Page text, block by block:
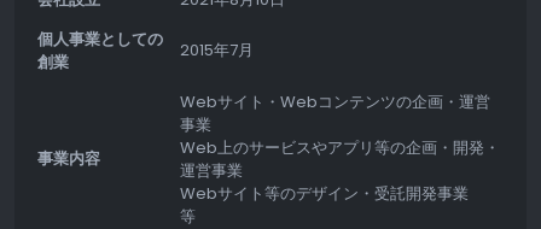
個人事業としての
創業
2015年7月
事業内容
Webサイト・Webコンテンツの企画・運営
事業
Web上のサービスやアプリ等の企画・開発・
運営事業
Webサイト等のデザイン・受託開発事業
等